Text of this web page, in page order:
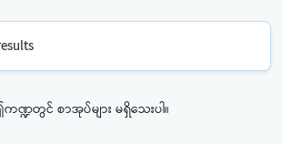
ဏ္ဍတွင် စာအုပ်များ မရှိသေးပါ။